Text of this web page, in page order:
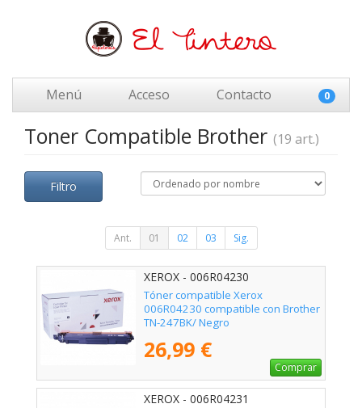
Menú Acceso Contacto 0
Toner Compatible Brother (19 art.)
Filtro
Ant. 01 02 03 Sig.
XEROX - 006R04230
Tóner compatible Xerox
006R04230 compatible con Brother
TN-247BK/ Negro
26,99 €
Comprar
XEROX - 006R04231